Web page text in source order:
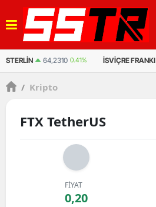
STERLIN 64,2310 0.41% İSVIÇRE FRANKI
/ Kripto
FTX TetherUS
FİYAT
0,20